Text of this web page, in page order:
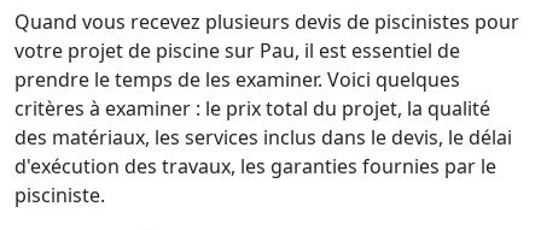
Quand vous recevez plusieurs devis de piscinistes pour
votre projet de piscine sur Pau, il est essentiel de
prendre le temps de les examiner. Voici quelques
critères à examiner : le prix total du projet, la qualité
des matériaux, les services inclus dans le devis, le délai
d'exécution des travaux, les garanties fournies par le
pisciniste.